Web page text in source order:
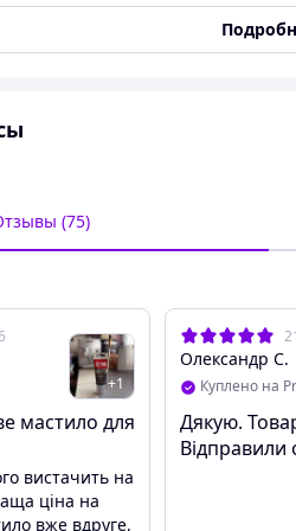
Силикон
Смазка
и полностью безопасная
подходит для смазывания, напр.
продлевая срок его службы.
(75)
+1
мастило для
вистачить на
Олександр С.
Куплено на
Дякую.